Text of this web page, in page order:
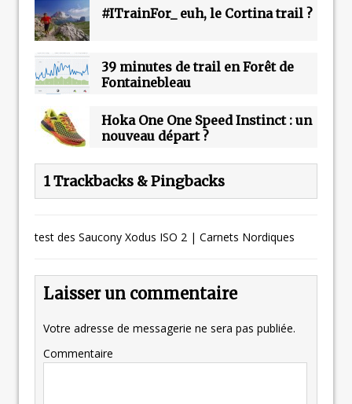
#ITrainFor_ euh, le Cortina trail ?
39 minutes de trail en Forêt de
Fontainebleau
Hoka One One Speed Instinct : un
nouveau départ ?
1 Trackbacks & Pingbacks
test des Saucony Xodus ISO 2 | Carnets Nordiques
Laisser un commentaire
Votre adresse de messagerie ne sera pas publiée.
Commentaire